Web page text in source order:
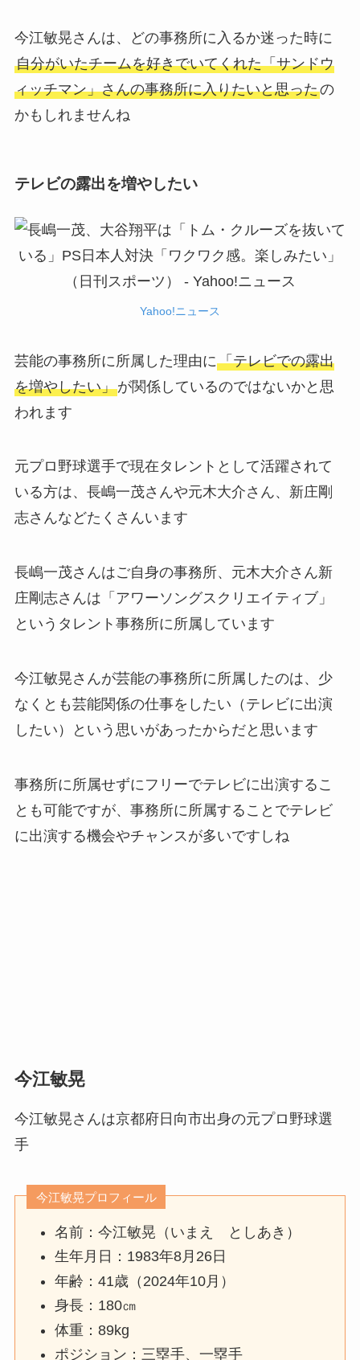
今江敏晃さんは、どの事務所に入るか迷った時に
自分がいたチームを好きでいてくれた「サンドウ
ィッチマン」さんの事務所に入りたいと思ったの
かもしれませんね
テレビの露出を増やしたい
Yahoo!ニュース
芸能の事務所に所属した理由に「テレビでの露出
を増やしたい」が関係しているのではないかと思
われます
元プロ野球選手で現在タレントとして活躍されて
いる方は、長嶋一茂さんや元木大介さん、新庄剛
志さんなどたくさんいます
長嶋一茂さんはご自身の事務所、元木大介さん新
庄剛志さんは「アワーソングスクリエイティブ」
というタレント事務所に所属しています
今江敏晃さんが芸能の事務所に所属したのは、少
なくとも芸能関係の仕事をしたい（テレビに出演
したい）という思いがあったからだと思います
事務所に所属せずにフリーでテレビに出演するこ
とも可能ですが、事務所に所属することでテレビ
に出演する機会やチャンスが多いですしね
今江敏晃
今江敏晃さんは京都府日向市出身の元プロ野球選
手
今江敏晃プロフィール
名前：今江敏晃（いまえ としあき）
生年月日：1983年8月26日
年齢：41歳（2024年10月）
身長：180㎝
体重：89kg
ポジション：三塁手、一塁手